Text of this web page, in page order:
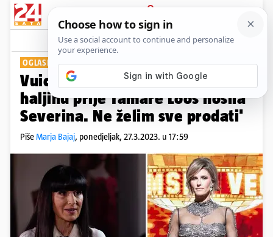
PRIJAVA
Show Komentari
OGLASILA SE POZNATA DIZAJNERICA
Vuica otkriva: 'Nije tajna da je
haljinu prije Tamare Loos nosila
Severina. Ne želim sve prodati'
PišeMarja Bajaj, ponedjeljak, 27.3.2023. u 17:59